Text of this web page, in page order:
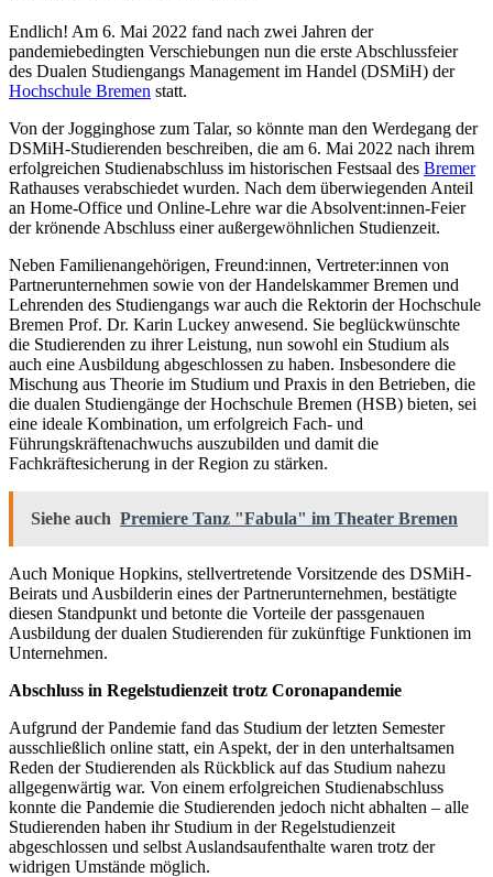
Endlich! Am 6. Mai 2022 fand nach zwei Jahren der
pandemiebedingten Verschiebungen nun die erste Abschlussfeier
des Dualen Studiengangs Management im Handel (DSMiH) der
Hochschule Bremen statt.
Von der Jogginghose zum Talar, so könnte man den Werdegang der
DSMiH-Studierenden beschreiben, die am 6. Mai 2022 nach ihrem
erfolgreichen Studienabschluss im historischen Festsaal des Bremer
Rathauses verabschiedet wurden. Nach dem überwiegenden Anteil
an Home-Office und Online-Lehre war die Absolvent:innen-Feier
der krönende Abschluss einer außergewöhnlichen Studienzeit.
Neben Familienangehörigen, Freund:innen, Vertreter:innen von
Partnerunternehmen sowie von der Handelskammer Bremen und
Lehrenden des Studiengangs war auch die Rektorin der Hochschule
Bremen Prof. Dr. Karin Luckey anwesend. Sie beglückwünschte
die Studierenden zu ihrer Leistung, nun sowohl ein Studium als
auch eine Ausbildung abgeschlossen zu haben. Insbesondere die
Mischung aus Theorie im Studium und Praxis in den Betrieben, die
die dualen Studiengänge der Hochschule Bremen (HSB) bieten, sei
eine ideale Kombination, um erfolgreich Fach- und
Führungskräftenachwuchs auszubilden und damit die
Fachkräftesicherung in der Region zu stärken.
Siehe auch Premiere Tanz "Fabula" im Theater Bremen
Auch Monique Hopkins, stellvertretende Vorsitzende des DSMiH-
Beirats und Ausbilderin eines der Partnerunternehmen, bestätigte
diesen Standpunkt und betonte die Vorteile der passgenauen
Ausbildung der dualen Studierenden für zukünftige Funktionen im
Unternehmen.
Abschluss in Regelstudienzeit trotz Coronapandemie
Aufgrund der Pandemie fand das Studium der letzten Semester
ausschließlich online statt, ein Aspekt, der in den unterhaltsamen
Reden der Studierenden als Rückblick auf das Studium nahezu
allgegenwärtig war. Von einem erfolgreichen Studienabschluss
konnte die Pandemie die Studierenden jedoch nicht abhalten – alle
Studierenden haben ihr Studium in der Regelstudienzeit
abgeschlossen und selbst Auslandsaufenthalte waren trotz der
widrigen Umstände möglich.